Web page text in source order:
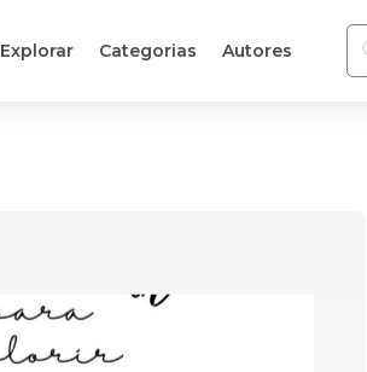
Explorar Categorias Autores